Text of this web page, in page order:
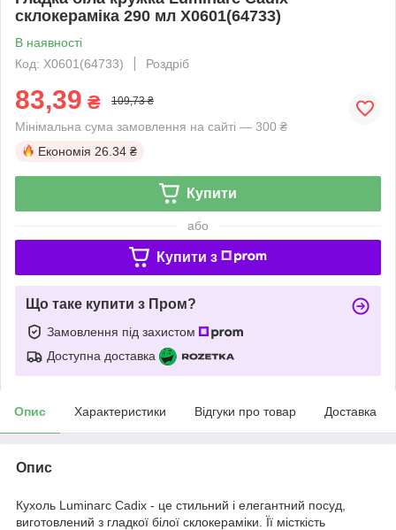
склокераміка 290 мл X0601(64733)
В наявності
Код: X0601(64733)
Роздріб
83,39 ₴ 109,73 ₴
Мінімальна сума замовлення на сайті — 300 ₴
Економія 26.34 ₴
Купити
або
Купити з
Що таке купити з Пром?
Замовлення під захистом
Доступна доставка
Опис Характеристики Відгуки про товар Доставка
Опис
Кухоль Luminarc Cadix - це стильний і елегантний посуд,
виготовлений з гладкої білої склокераміки. Її місткість